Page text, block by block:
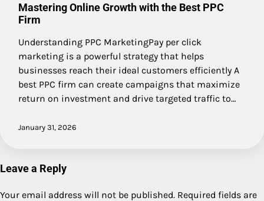
Mastering Online Growth with the Best PPC
Firm
Understanding PPC MarketingPay per click
marketing is a powerful strategy that helps
businesses reach their ideal customers efficiently A
best PPC firm can create campaigns that maximize
return on investment and drive targeted traffic to…
January 31, 2026
Leave a Reply
Your email address will not be published. Required fields are